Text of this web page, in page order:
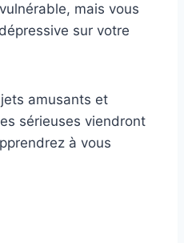
mais vous
sur votre
amusants et
sérieuses viendront
à vous